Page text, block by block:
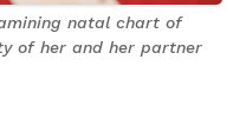
natal chart of
of her and her partner